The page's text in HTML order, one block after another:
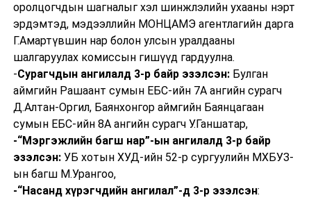
оролцогчдын шагналыг хэл шинжлэлийн ухааны нэрт
эрдэмтэд, мэдээллийн МОНЦАМЭ агентлагийн дарга
Г.Амартүвшин нар болон улсын уралдааны
шалгаруулах комиссын гишүүд гардуулна.
-Сурагчдын ангилалд 3-р байр эзэлсэн:Булган
аймгийн Рашаант сумын ЕБС-ийн 7А ангийн сурагч
Д.Алтан-Оргил, Баянхонгор аймгийн Баянцагаан
сумын ЕБС-ийн 8А ангийн сурагч У.Ганшатар,
-“Мэргэжлийн багш нар”-ын ангилалд 3-р байр
эзэлсэн:УБ хотын ХУД-ийн 52-р сургуулийн МХБУЗ-
ын багш М.Урангоо,
-“Насанд хүрэгчдийн ангилал”-д 3-р эзэлсэн: